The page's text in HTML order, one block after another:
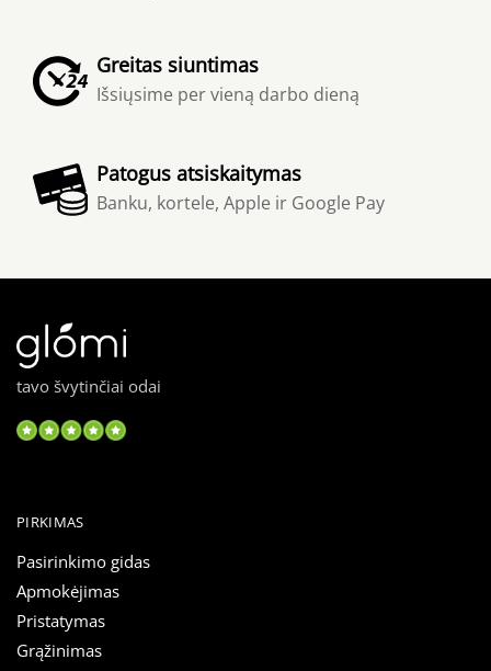
Greitas siuntimas
Išsiųsime per vieną darbo dieną
Patogus atsiskaitymas
Banku, kortele, Apple ir Google Pay
tavo švytinčiai odai
PIRKIMAS
Pasirinkimo gidas
Apmokėjimas
Pristatymas
Grąžinimas